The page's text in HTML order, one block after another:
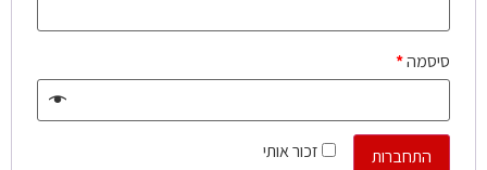
סיסמה*
זכור אותי
התחברות